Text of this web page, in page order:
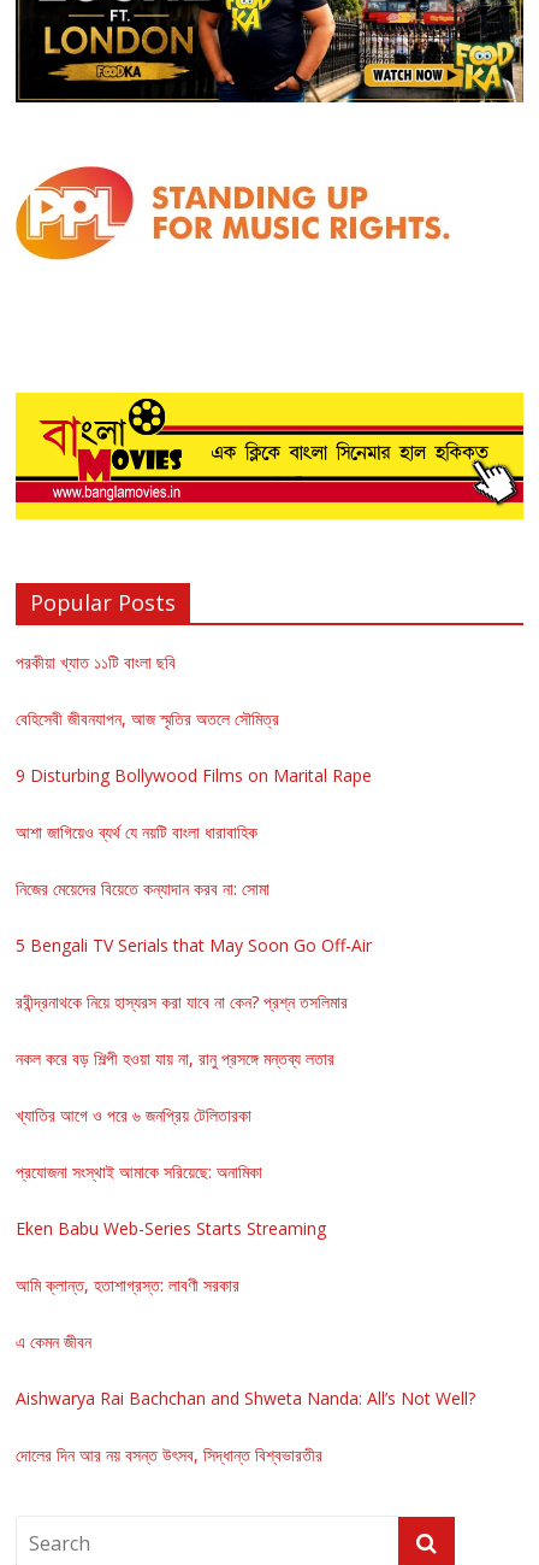
Popular Posts
পরকীয়া খ্যাত ১১টি বাংলা ছবি
বেহিসেবী জীবনযাপন, আজ স্মৃতির অতলে সৌমিত্র
9 Disturbing Bollywood Films on Marital Rape
আশা জাগিয়েও ব্যর্থ যে নয়টি বাংলা ধারাবাহিক
নিজের মেয়েদের বিয়েতে কন্যাদান করব না: সোমা
5 Bengali TV Serials that May Soon Go Off-Air
রবীন্দ্রনাথকে নিয়ে হাস্যরস করা যাবে না কেন? প্রশ্ন তসলিমার
নকল করে বড় শিল্পী হওয়া যায় না, রানু প্রসঙ্গে মন্তব্য লতার
খ্যাতির আগে ও পরে ৬ জনপ্রিয় টেলিতারকা
প্রযোজনা সংস্থাই আমাকে সরিয়েছে: অনামিকা
Eken Babu Web-Series Starts Streaming
আমি ক্লান্ত, হতাশাগ্রস্ত: লাবণী সরকার
এ কেমন জীবন
Aishwarya Rai Bachchan and Shweta Nanda: All’s Not Well?
দোলের দিন আর নয় বসন্ত উৎসব, সিদ্ধান্ত বিশ্বভারতীর